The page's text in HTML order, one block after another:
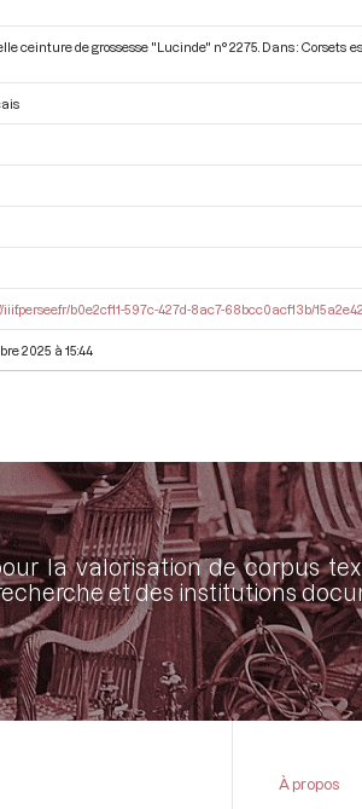
ceinture de grossesse "Lucinde" n° 2275. Dans :
iiif.persee.fr/b0e2cf11-597c-427d-8ac7-68bcc0acf13b/
2025 à 15:44
la valorisation de corpus
et des institutions
À propos